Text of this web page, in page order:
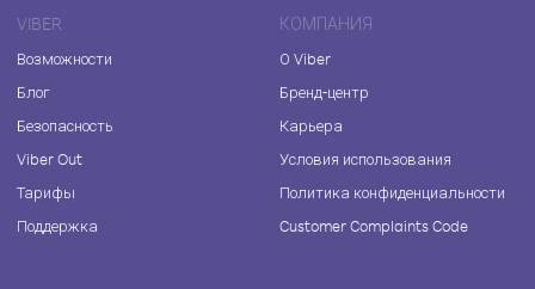
VIBER
Возможности
Блог
Безопасность
Viber Out
Тарифы
Поддержка
КОМПАНИЯ
О Viber
Бренд-центр
Карьера
Условия использования
Политика конфиденциальности
Customer Complaints Code